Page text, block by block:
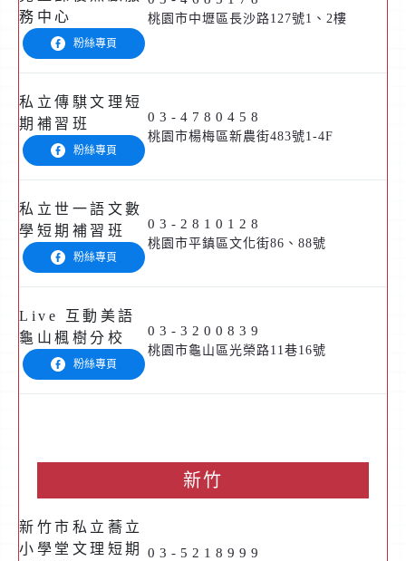
務中心
粉絲專頁
桃園市中壢區長沙路127號1、2樓
私立傳騏文理短
期補習班
粉絲專頁
03-4780458
桃園市楊梅區新農街483號1-4F
私立世一語文數
學短期補習班
粉絲專頁
03-2810128
桃園市平鎮區文化街86、88號
Live 互動美語
龜山楓樹分校
粉絲專頁
03-3200839
桃園市龜山區光榮路11巷16號
新竹
新竹市私立蕎立
小學堂文理短期
03-5218999